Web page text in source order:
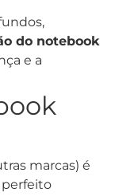
do notebook
e a
marcas) é